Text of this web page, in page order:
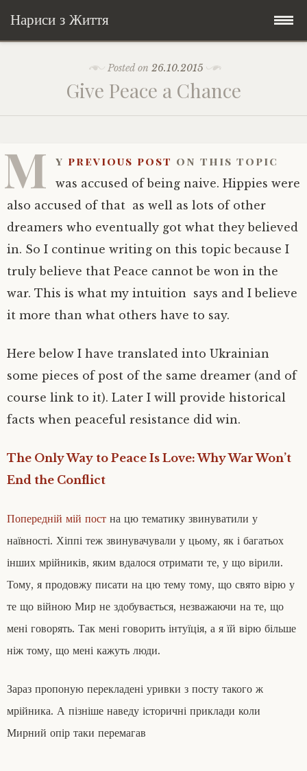
Нариси з Життя
У країні соло
Історії з Бразилії
Мандри
Екологія
Війна
Соціальне
Зламана рука
Мої творіння
Книги
Всякого по трохи
Posts in English
Home/Додомцю
Posted on26.10.2015
Give Peace a Chance
M y previous post on this topic
was accused of being naive. Hippies were
also accused of that as well as lots of other
dreamers who eventually got what they believed
in. So I continue writing on this topic because I
truly believe that Peace cannot be won in the
war. This is what my intuition says and I believe
it more than what others have to say.
Here below I have translated into Ukrainian
some pieces of post of the same dreamer (and of
course link to it). Later I will provide historical
facts when peaceful resistance did win.
The Only Way to Peace Is Love: Why War Won’t
End the Conflict
Попередній мій пост на цю тематику звинуватили у
наївності. Хіппі теж звинувачували у цьому, як і багатьох
інших мрійників, яким вдалося отримати те, у що вірили.
Тому, я продовжу писати на цю тему тому, що свято вірю у
те що війною Мир не здобувається, незважаючи на те, що
мені говорять. Так мені говорить інтуїція, а я їй вірю більше
ніж тому, що мені кажуть люди.
Зараз пропоную перекладені уривки з посту такого ж
мрійника. А пізніше наведу історичні приклади коли
Мирний опір таки перемагав